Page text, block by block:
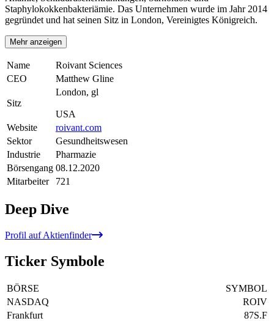
Staphylokokkenbakteriämie. Das Unternehmen wurde im Jahr 2014
gegründet und hat seinen Sitz in London, Vereinigtes Königreich.
Mehr anzeigen
Name
Roivant Sciences
CEO
Matthew Gline
Sitz
London, gl
USA
Website
roivant.com
Sektor
Gesundheitswesen
Industrie
Pharmazie
Börsengang 08.12.2020
Mitarbeiter
721
Deep Dive
Profil auf Aktienfinder
Ticker Symbole
BÖRSE
SYMBOL
NASDAQ
ROIV
Frankfurt
87S.F